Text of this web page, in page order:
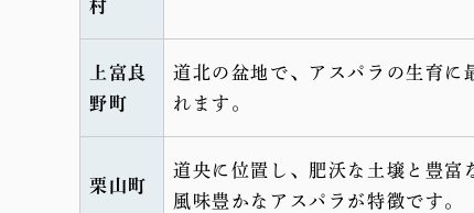
村
上富良
野町
道北の盆地で、アスパラの生育に
れます。
栗山町
道央に位置し、肥沃な土壌と豊富
風味豊かなアスパラが特徴です。